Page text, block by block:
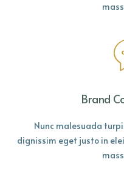
Brand
Nunc malesuada
dignissim eget justo in